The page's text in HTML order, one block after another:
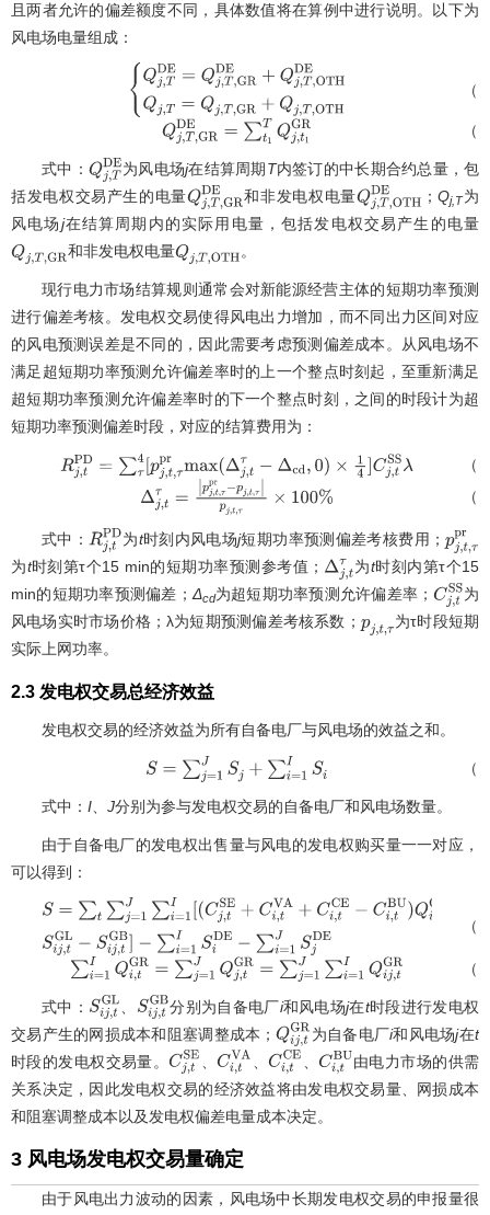
且两者允许的偏差额度不同，具体数值将在算例中进行说明。以下为
风电场电量组成：
DE= R DE GR
（
Qj,T ,GRDE=∑t1T （
式中： Qj,TDE
为风电场j在结算周期T内签订的中长期合约总量，包
括发电权交易产生的电量
Qj,T,GRDE
和非发电权电量 Qj,T,OTHDE
；Qj,T为
风电场j在结算周期内的实际用电量，包括发电权交易产生的电量
Qj,T,GR
和非发电权电量 Qj,T,O。
现行电力市场结算规则通常会对新能源经营主体的短期功率预测
进行偏差考核。发电权交易使得风电出力增加，而不同出力区间对应
的风电预测误差是不同的，因此需要考虑预测偏差成本。从风电场不
满足超短期功率预测允许偏差率时的上一个整点时刻起，至重新满足
超短期功率预测允许偏差率时的下一个整点时刻，之间的时段计为超
短期功率预测偏差时段，对应的结算费用为：
Rj,t PD=∑τ4[pj,t,τprmax( Δj,t τ−Δcd,0 ×1 4]Cj,tS Sλ （
Δj,t τ=|pj,t,τpr−pj,t τ|pj,t,τ （
式中： Rj,tPD
为t时刻内风电场j短期功率预测偏差考核费用； p
为t时刻第τ个15 min的短期功率预测参考值； Δj,tτ
为t时刻内第τ个15
min的短期功率预测偏差；Δcd为超短期功率预测允许偏差率； Cj
为
风电场实时市场价格；λ为短期预测偏差考核系数；
pj,t,τ
为τ时段短期
实际上网功率。
2.3 发电权交易总经济效益
发电权交易的经济效益为所有自备电厂与风电场的效益之和。
S=∑j=1 JS +∑ i=1ISi （
式中： I、 J分别为参与发电权交易的自备电厂和风电场数量。
由于自备电厂的发电权出售量与风电的发电权购买量一一对应，
可以得到：
t∑j=1 i=1 I[ ,tSE i,tV A i,tCE ,t
−∑i=1ISiDE − ∑ =1JS E
（
∑ i=1IQ ,tG R=∑j= 1JQj GR =∑j=1 J∑i=1I Qij,tG （
式中： S ,tGL Sij,tGB
分别为自备电厂i和风电场j在t时段进行发电权
交易产生的网损成本和阻塞调整成本；
Qij,tGR
为自备电厂i和风电场j在t
时段的发电权交易量。
C ,tSE
、 C tVA
、 C tCE Ci,tBU
由电力市场的供需
关系决定，因此发电权交易的经济效益将由发电权交易量、网损成本
和阻塞调整成本以及发电权偏差电量成本决定。
3 风电场发电权交易量确定
由于风电出力波动的因素，风电场中长期发电权交易的申报量很